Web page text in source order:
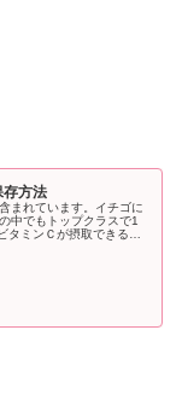
存方法
まれています。イチゴに
中でもトップクラスで1
ミンＣが摂取できると